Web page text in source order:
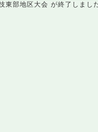
部地区大会 が終了しまし